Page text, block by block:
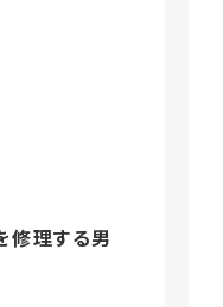
修理する男